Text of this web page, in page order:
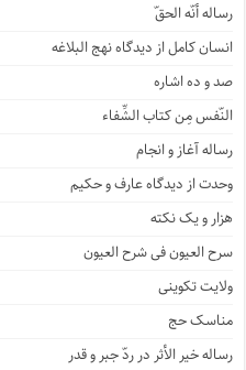
رساله أنّه الحقّ
انسان کامل از دیدگاه نهج البلاغه
صد و ده اشاره
النّفس مِن کتاب الشِّفاء
رساله آغاز و انجام
وحدت از دیدگاه عارف و حکیم
هزار و یک نکته
سرح العیون فی شرح العیون
ولایت تکوینی
مناسک حج
رساله خیر الأثر در ردّ جبر و قدر